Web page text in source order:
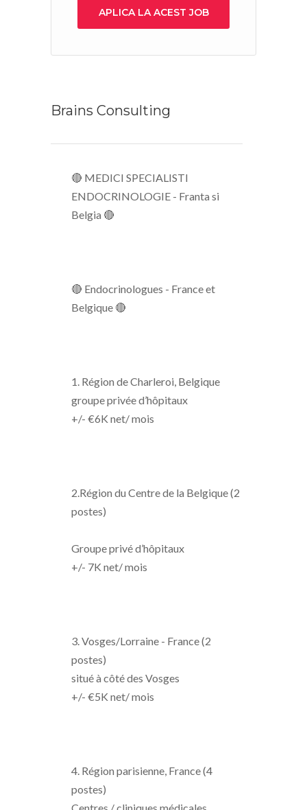
APLICA LA ACEST JOB
Brains Consulting
🔴 MEDICI SPECIALISTI
ENDOCRINOLOGIE - Franta si
Belgia 🔴
🔴 Endocrinologues - France et
Belgique 🔴
1. Région de Charleroi, Belgique
groupe privée d’hôpitaux
+/- €6K net/ mois
2.Région du Centre de la Belgique (2
postes)
Groupe privé d’hôpitaux
+/- 7K net/ mois
3. Vosges/Lorraine - France (2
postes)
situé à côté des Vosges
+/- €5K net/ mois
4. Région parisienne, France (4
postes)